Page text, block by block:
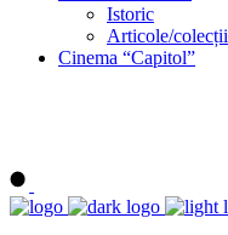
Istoric
Articole/colecții
Cinema “Capitol”